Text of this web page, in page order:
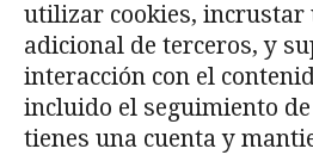
utilizar cookies, incrustar
adicional de terceros, y
interacción con el
incluido el seguimiento
tienes una cuenta y